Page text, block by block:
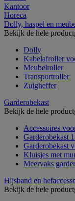
Kantoor
Horeca
Dolly, haspel en
Bekijk de hele
Dolly
Kabelafroller
Meubelroller
Transportroller
Zuigheffer
Garderobekast
Bekijk de hele
Accessoires
Garderobekast
Garderobekast
Kluisjes met
Meervaks
Hijsband en
Bekijk de hele